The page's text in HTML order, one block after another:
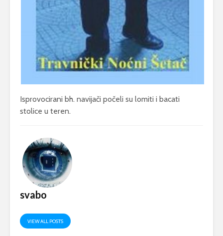
Isprovocirani bh. navijači počeli su lomiti i bacati
stolice u teren.
svabo
VIEW ALL POSTS